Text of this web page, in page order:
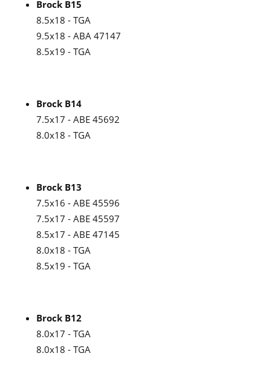
Brock B15
8.5x18 - TGA
9.5x18 - ABA 47147
8.5x19 - TGA
Brock B14
7.5x17 - ABE 45692
8.0x18 - TGA
Brock B13
7.5x16 - ABE 45596
7.5x17 - ABE 45597
8.5x17 - ABE 47145
8.0x18 - TGA
8.5x19 - TGA
Brock B12
8.0x17 - TGA
8.0x18 - TGA